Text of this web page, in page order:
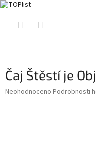
Čaj Štěstí je
Průměrné
Neohodnoceno Podrobnosti